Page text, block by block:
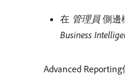
在​ 管理員側邊
Business
Advanced